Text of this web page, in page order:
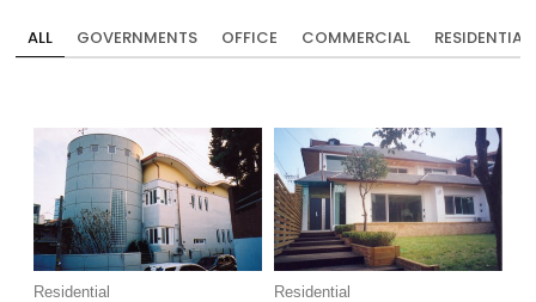
ALL GOVERNMENTS OFFICE COMMERCIAL RESIDENTIAL
Residential
Residential